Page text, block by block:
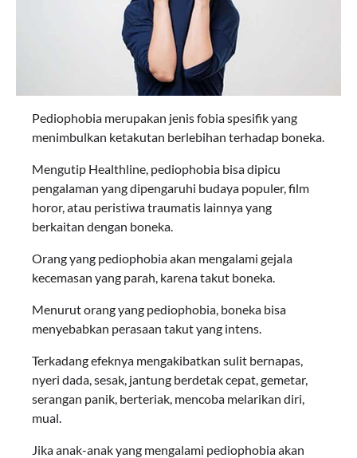
Pediophobia merupakan jenis fobia spesifik yang
menimbulkan ketakutan berlebihan terhadap boneka.
Mengutip Healthline, pediophobia bisa dipicu
pengalaman yang dipengaruhi budaya populer, film
horor, atau peristiwa traumatis lainnya yang
berkaitan dengan boneka.
Orang yang pediophobia akan mengalami gejala
kecemasan yang parah, karena takut boneka.
Menurut orang yang pediophobia, boneka bisa
menyebabkan perasaan takut yang intens.
Terkadang efeknya mengakibatkan sulit bernapas,
nyeri dada, sesak, jantung berdetak cepat, gemetar,
serangan panik, berteriak, mencoba melarikan diri,
mual.
Jika anak-anak yang mengalami pediophobia akan